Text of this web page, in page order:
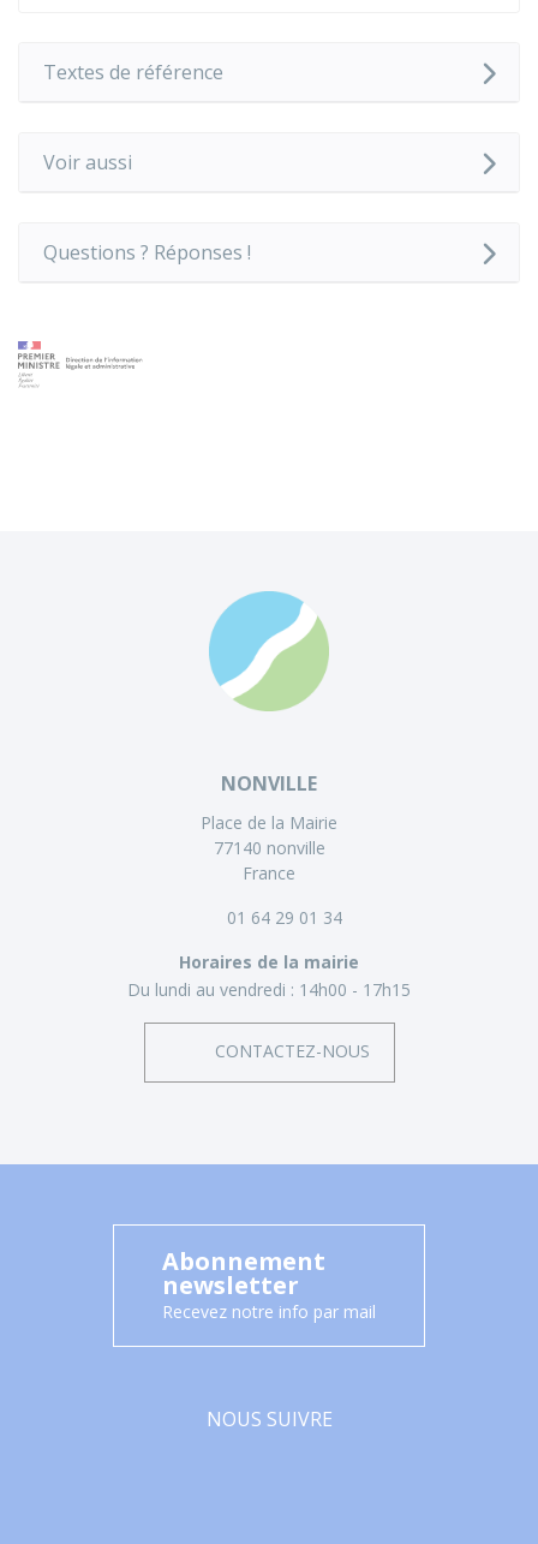
Textes de référence
Voir aussi
Questions ? Réponses !
NONVILLE
Place de la Mairie
77140 nonville
France
01 64 29 01 34
Horaires de la mairie
Du lundi au vendredi : 14h00 - 17h15
CONTACTEZ-NOUS
Abonnement
newsletter
Recevez notre info par mail
NOUS SUIVRE